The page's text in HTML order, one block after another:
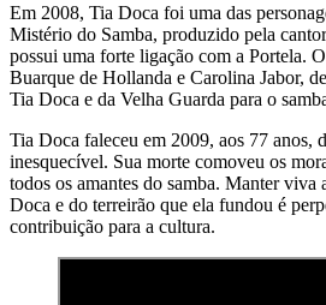
Em 2008, Tia Doca foi uma das
Mistério do Samba, produzido pela
possui uma forte ligação com a Portela.
Buarque de Hollanda e Carolina Jabor,
Tia Doca e da Velha Guarda para o
Tia Doca faleceu em 2009, aos 77 anos,
inesquecível. Sua morte comoveu os
todos os amantes do samba. Manter viva
Doca e do terreirão que ela fundou é
contribuição para a cultura.